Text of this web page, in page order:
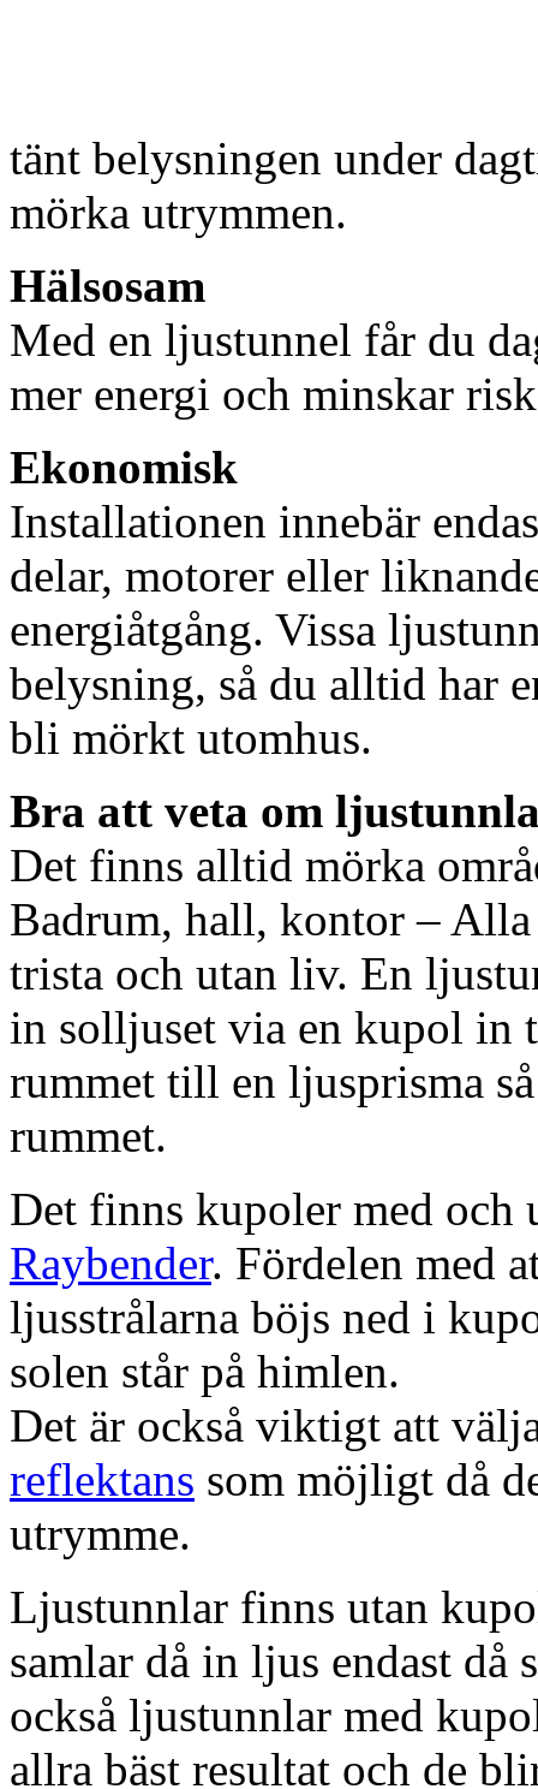
tänt belysningen under
mörka utrymmen.
Hälsosam
Med en ljustunnel får du
mer energi och minskar
Ekonomisk
Installationen innebär
delar, motorer eller
energiåtgång. Vissa
belysning, så du alltid har
bli mörkt utomhus.
Bra att veta om
Det finns alltid mörka
Badrum, hall, kontor – Alla
trista och utan liv. En
in solljuset via en kupol in
rummet till en ljusprisma
rummet.
Det finns kupoler med och
Raybender. Fördelen med
ljusstrålarna böjs ned i
solen står på himlen.
Det är också viktigt att
reflektans som möjligt då
utrymme.
Ljustunnlar finns utan
samlar då in ljus endast då
också ljustunnlar med
allra bäst resultat och de